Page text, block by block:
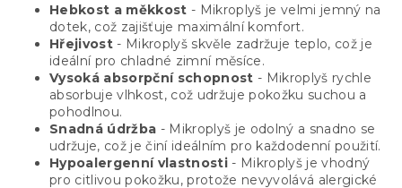
Hebkost a měkkost - Mikroplyš je velmi jemný na
dotek, což zajišťuje maximální komfort.
Hřejivost - Mikroplyš skvěle zadržuje teplo, což je
ideální pro chladné zimní měsíce.
Vysoká absorpční schopnost - Mikroplyš rychle
absorbuje vlhkost, což udržuje pokožku suchou a
pohodlnou.
Snadná údržba - Mikroplyš je odolný a snadno se
udržuje, což je činí ideálním pro každodenní použití.
Hypoalergenní vlastnosti - Mikroplyš je vhodný
pro citlivou pokožku, protože nevyvolává alergické